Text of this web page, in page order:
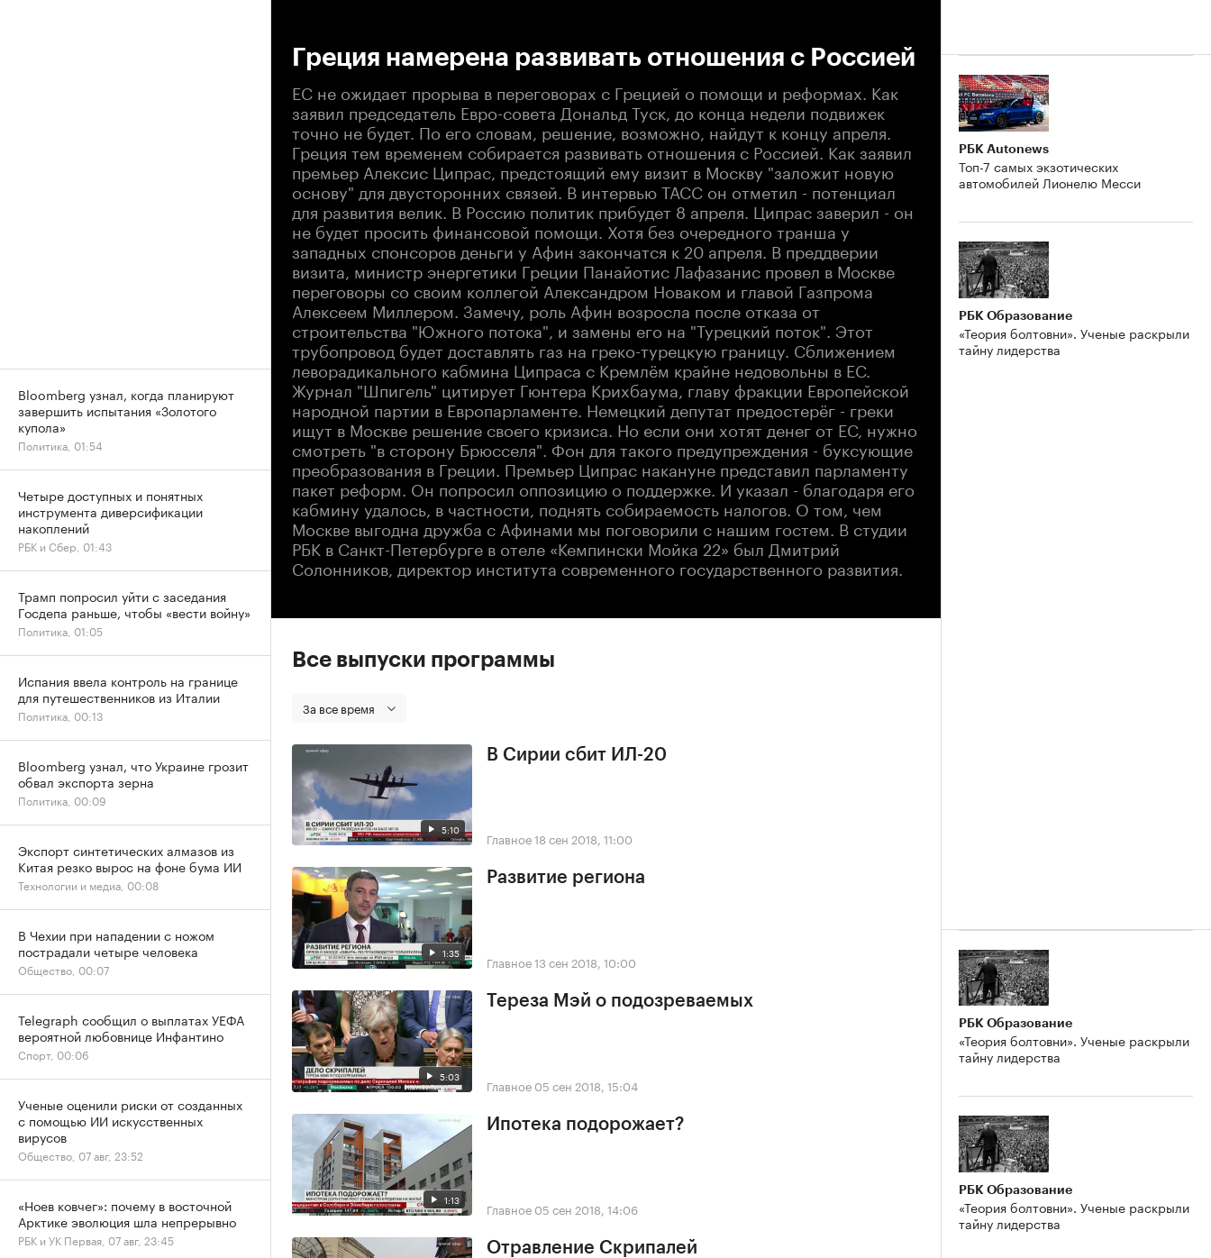
Греция намерена развивать отношения с Россией
ЕС не ожидает прорыва в переговорах с Грецией о помощи и реформах. Как
заявил председатель Евро-совета Дональд Туск, до конца недели подвижек
точно не будет. По его словам, решение, возможно, найдут к концу апреля.
Греция тем временем собирается развивать отношения с Россией. Как заявил
премьер Алексис Ципрас, предстоящий ему визит в Москву "заложит новую
основу" для двусторонних связей. В интервью ТАСС он отметил - потенциал
для развития велик. В Россию политик прибудет 8 апреля. Ципрас заверил - он
не будет просить финансовой помощи. Хотя без очередного транша у
западных спонсоров деньги у Афин закончатся к 20 апреля. В преддверии
визита, министр энергетики Греции Панайотис Лафазанис провел в Москве
переговоры со своим коллегой Александром Новаком и главой Газпрома
Алексеем Миллером. Замечу, роль Афин возросла после отказа от
строительства "Южного потока", и замены его на "Турецкий поток". Этот
трубопровод будет доставлять газ на греко-турецкую границу. Сближением
леворадикального кабмина Ципраса с Кремлём крайне недовольны в ЕС.
Журнал "Шпигель" цитирует Гюнтера Крихбаума, главу фракции Европейской
народной партии в Европарламенте. Немецкий депутат предостерёг - греки
ищут в Москве решение своего кризиса. Но если они хотят денег от ЕС, нужно
смотреть "в сторону Брюсселя". Фон для такого предупреждения - буксующие
преобразования в Греции. Премьер Ципрас накануне представил парламенту
пакет реформ. Он попросил оппозицию о поддержке. И указал - благодаря его
кабмину удалось, в частности, поднять собираемость налогов. О том, чем
Москве выгодна дружба с Афинами мы поговорили с нашим гостем. В студии
РБК в Санкт-Петербурге в отеле «Кемпински Мойка 22» был Дмитрий
Солонников, директор института современного государственного развития.
Все выпуски программы
За все время
5:10
В Сирии сбит ИЛ-20
Главное18 сен 2018, 11:00
1:35
Развитие региона
Главное13 сен 2018, 10:00
5:03
Тереза Мэй о подозреваемых
Главное 05 сен 2018, 15:04
1:13
Ипотека подорожает?
Главное 05 сен 2018, 14:06
Отравление Скрипалей
РБК Autonews
Топ-7 самых экзотических
автомобилей Лионелю Месси
РБК Образование
«Теория болтовни». Ученые раскрыли
тайну лидерства
РБК Образование
«Теория болтовни». Ученые раскрыли
тайну лидерства
РБК Образование
«Теория болтовни». Ученые раскрыли
тайну лидерства
Bloomberg узнал, когда планируют
завершить испытания «Золотого
купола»
Политика, 01:54
Четыре доступных и понятных
инструмента диверсификации
накоплений
РБК и Сбер, 01:43
Трамп попросил уйти с заседания
Госдепа раньше, чтобы «вести войну»
Политика, 01:05
Испания ввела контроль на границе
для путешественников из Италии
Политика, 00:13
Bloomberg узнал, что Украине грозит
обвал экспорта зерна
Политика, 00:09
Экспорт синтетических алмазов из
Китая резко вырос на фоне бума ИИ
Технологии и медиа, 00:08
В Чехии при нападении с ножом
пострадали четыре человека
Общество, 00:07
Telegraph сообщил о выплатах УЕФА
вероятной любовнице Инфантино
Спорт, 00:06
Ученые оценили риски от созданных
с помощью ИИ искусственных
вирусов
Общество, 07 авг, 23:52
«Ноев ковчег»: почему в восточной
Арктике эволюция шла непрерывно
РБК и УК Первая, 07 авг, 23:45